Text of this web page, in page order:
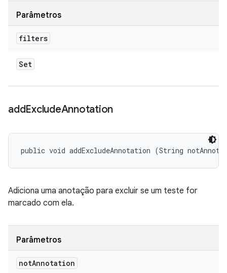
Parâmetros
filters
Set
addExcludeAnnotation
public void addExcludeAnnotation (String
Adiciona uma anotação para excluir se um teste for
marcado com ela.
Parâmetros
notAnnotation